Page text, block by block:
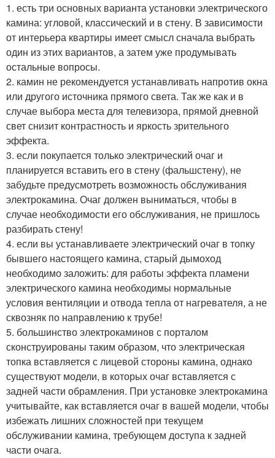
1. есть три основных варианта установки электрического
камина: угловой, классический и в стену. В зависимости
от интерьера квартиры имеет смысл сначала выбрать
один из этих вариантов, а затем уже продумывать
остальные вопросы.
2. камин не рекомендуется устанавливать напротив окна
или другого источника прямого света. Так же как и в
случае выбора места для телевизора, прямой дневной
свет снизит контрастность и яркость зрительного
эффекта.
3. если покупается только электрический очаг и
планируется вставить его в стену (фальшстену), не
забудьте предусмотреть возможность обслуживания
электрокамина. Очаг должен выниматься, чтобы в
случае необходимости его обслуживания, не пришлось
разбирать стену!
4. если вы устанавливаете электрический очаг в топку
бывшего настоящего камина, старый дымоход
необходимо заложить: для работы эффекта пламени
электрического камина необходимы нормальные
условия вентиляции и отвода тепла от нагревателя, а не
сквозняк по направлению к трубе!
5. большинство электрокаминов с порталом
сконструированы таким образом, что электрическая
топка вставляется с лицевой стороны камина, однако
существуют модели, в которых очаг вставляется с
задней части обрамления. При установке электрокамина
учитывайте, как вставляется очаг в вашей модели, чтобы
избежать лишних сложностей при текущем
обслуживании камина, требующем доступа к задней
части очага.